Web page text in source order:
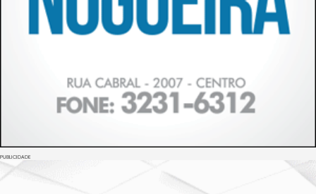
PUBLICIDADE